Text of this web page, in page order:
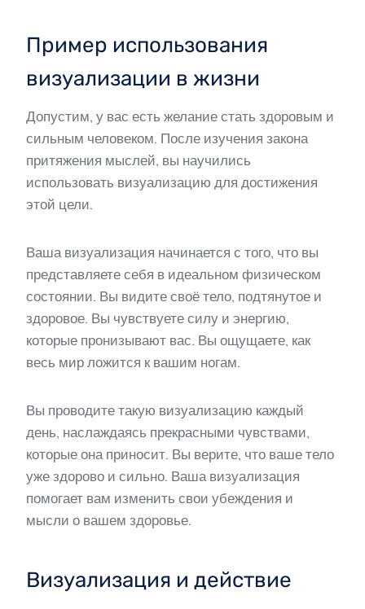
Пример использования
визуализации в жизни
Допустим, у вас есть желание стать здоровым и
сильным человеком. После изучения закона
притяжения мыслей, вы научились
использовать визуализацию для достижения
этой цели.
Ваша визуализация начинается с того, что вы
представляете себя в идеальном физическом
состоянии. Вы видите своё тело, подтянутое и
здоровое. Вы чувствуете силу и энергию,
которые пронизывают вас. Вы ощущаете, как
весь мир ложится к вашим ногам.
Вы проводите такую визуализацию каждый
день, наслаждаясь прекрасными чувствами,
которые она приносит. Вы верите, что ваше тело
уже здорово и сильно. Ваша визуализация
помогает вам изменить свои убеждения и
мысли о вашем здоровье.
Визуализация и действие